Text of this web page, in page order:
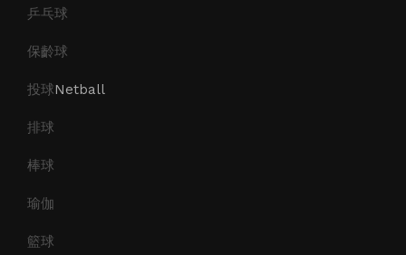
乒乓球
保齡球
投球Netball
排球
棒球
瑜伽
籃球